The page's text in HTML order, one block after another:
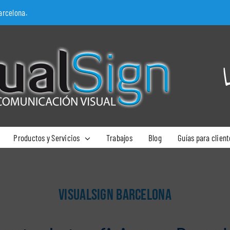
Productos y Servicios Trabajos Blog Guías para
VISUALSIGN BARCELONA